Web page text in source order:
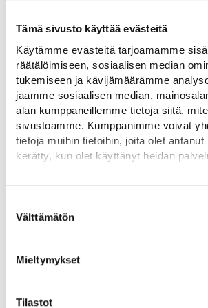
Tämä sivusto käyttää evästeitä
Käytämme evästeitä tarjoamamme
räätälöimiseen, sosiaalisen median
tukemiseen ja kävijämäärämme
jaamme sosiaalisen median,
alan kumppaneillemme tietoja siitä,
sivustoamme. Kumppanimme voivat
tietoja muihin tietoihin, joita olet antanut
kerätty, kun olet käyttänyt heidän
Löydät tietoa evästeiden
Lue tarkemmin
valinta
Välttämätön
Mieltymykset
Tilastot
Työkokemusta Euroopasta
EDUFI-harjoittelu
vastavalmistuneille (oph.fi)⁠
EURES-portaali (europa.eu)⁠
Vapaaehtoistyö ulkomailla
Jos pidät välivuotta, pitkäaikainen
sinulle sopiva vaihtoehto. Yleensä
Eurooppalainen vapaaehtoistyö tarjoaa
30-vuotiaille eurooppalaisille nuorille.